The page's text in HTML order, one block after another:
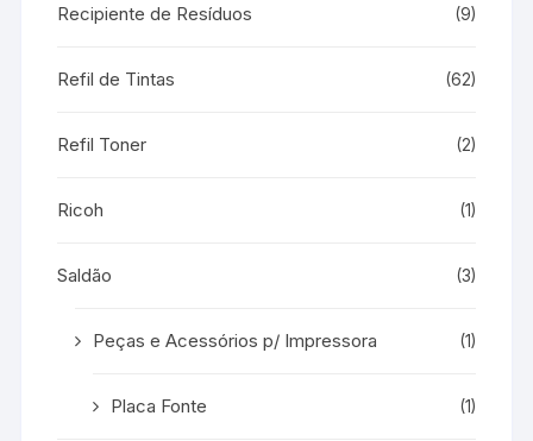
Recipiente de Resíduos (9)
Refil de Tintas (62)
Refil Toner (2)
Ricoh (1)
Saldão (3)
Peças e Acessórios p/ Impressora (1)
Placa Fonte (1)